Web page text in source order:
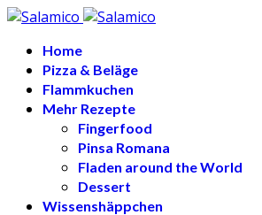
Home
Pizza & Beläge
Flammkuchen
Mehr Rezepte
Fingerfood
Pinsa Romana
Fladen around the World
Dessert
Wissenshäppchen